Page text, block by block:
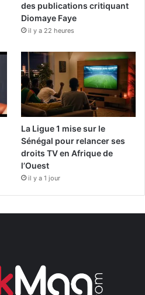
des publications critiquant
Diomaye Faye
il y a 22 heures
La Ligue 1 mise sur le
Sénégal pour relancer ses
droits TV en Afrique de
l’Ouest
il y a 1 jour